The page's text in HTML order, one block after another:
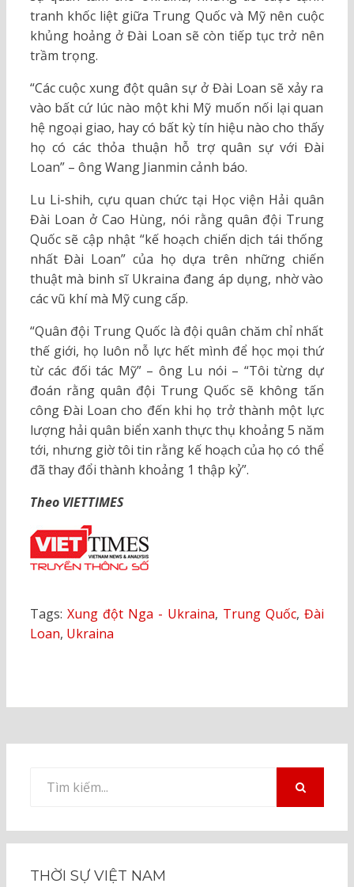
tranh khốc liệt giữa Trung Quốc và Mỹ nên cuộc
khủng hoảng ở Đài Loan sẽ còn tiếp tục trở nên
trầm trọng.
“Các cuộc xung đột quân sự ở Đài Loan sẽ xảy ra
vào bất cứ lúc nào một khi Mỹ muốn nối lại quan
hệ ngoại giao, hay có bất kỳ tín hiệu nào cho thấy
họ có các thỏa thuận hỗ trợ quân sự với Đài
Loan” – ông Wang Jianmin cảnh báo.
Lu Li-shih, cựu quan chức tại Học viện Hải quân
Đài Loan ở Cao Hùng, nói rằng quân đội Trung
Quốc sẽ cập nhật “kế hoạch chiến dịch tái thống
nhất Đài Loan” của họ dựa trên những chiến
thuật mà binh sĩ Ukraina đang áp dụng, nhờ vào
các vũ khí mà Mỹ cung cấp.
“Quân đội Trung Quốc là đội quân chăm chỉ nhất
thế giới, họ luôn nỗ lực hết mình để học mọi thứ
từ các đối tác Mỹ” – ông Lu nói – “Tôi từng dự
đoán rằng quân đội Trung Quốc sẽ không tấn
công Đài Loan cho đến khi họ trở thành một lực
lượng hải quân biển xanh thực thụ khoảng 5 năm
tới, nhưng giờ tôi tin rằng kế hoạch của họ có thể
đã thay đổi thành khoảng 1 thập kỷ”.
Theo VIETTIMES
Tags: Xung đột Nga - Ukraina, Trung Quốc, Đài
Loan, Ukraina
kiếm
THỜI SỰ VIỆT NAM